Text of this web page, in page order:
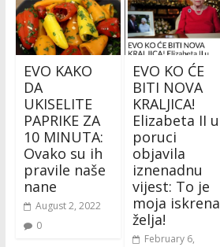
EVO KAKO
DA
UKISELITE
PAPRIKE ZA
10 MINUTA:
Ovako su ih
pravile naše
nane
August 2, 2022
0
EVO KO ĆE
BITI NOVA
KRALJICA!
Elizabeta II u
poruci
objavila
iznenadnu
vijest: To je
moja iskrena
želja!
February 6,